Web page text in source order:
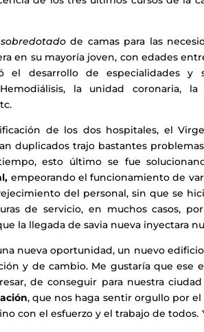
sobredotadode camas para las
en su mayoría joven, con edades
el desarrollo de especialidades y
la unidad coronaria,
de los dos hospitales, el
duplicados trajo bastantes
esto último se fue
empeorando el funcionamiento de
del personal, sin que se
de servicio, en muchos casos,
la llegada de savia nueva inyectara
nueva oportunidad, un nuevo
y de cambio. Me gustaría que ese
de conseguir para nuestra ciudad
, que nos haga sentir orgullo por
con el esfuerzo y el trabajo de todos.